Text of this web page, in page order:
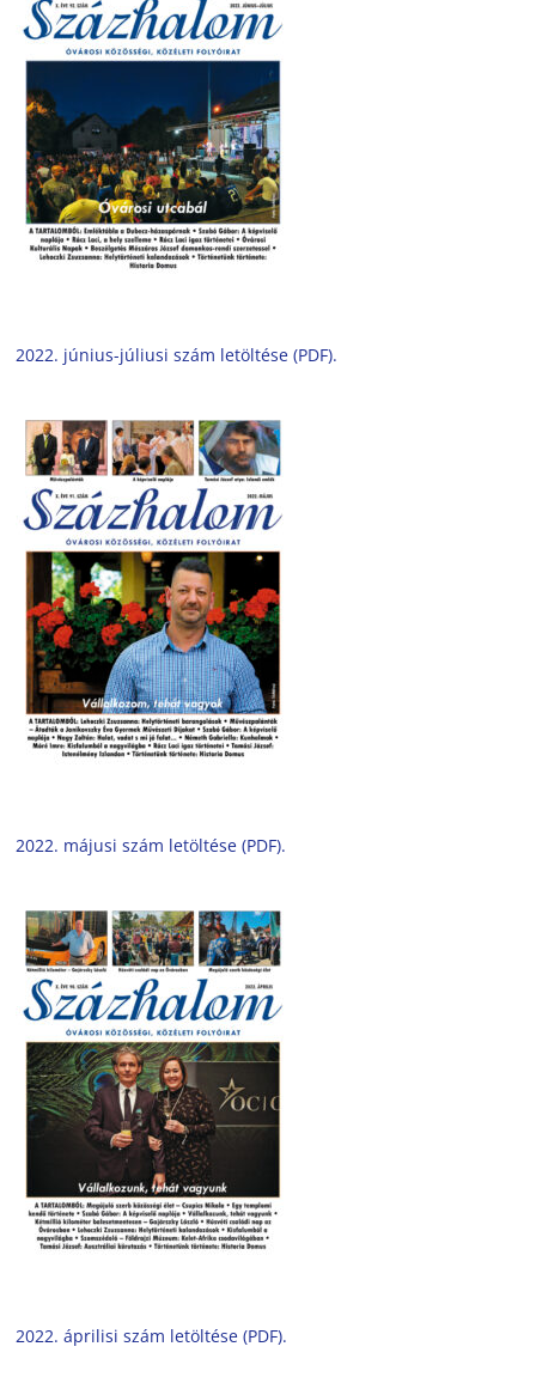
2022. június-júliusi szám letöltése (PDF).
2022. májusi szám letöltése (PDF).
2022. áprilisi szám letöltése (PDF).